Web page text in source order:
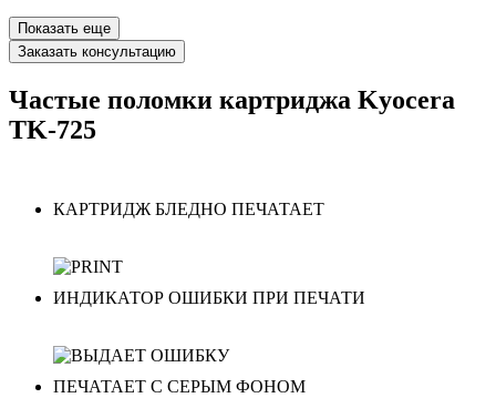
Показать еще
Заказать консультацию
Частые поломки картриджа Kyocera
TK-725
КАРТРИДЖ БЛЕДНО ПЕЧАТАЕТ
ИНДИКАТОР ОШИБКИ ПРИ ПЕЧАТИ
ПЕЧАТАЕТ С СЕРЫМ ФОНОМ